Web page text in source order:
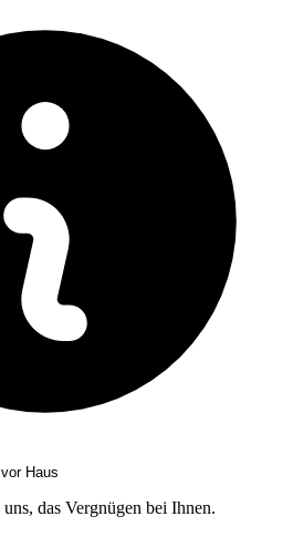
Haus
das Vergnügen bei Ihnen.